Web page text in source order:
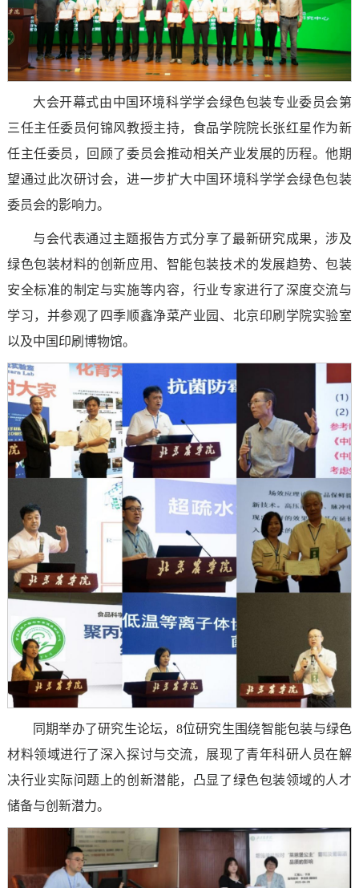
大会开幕式由中国环境科学学会绿色包装专业委员会第
三任主任委员何锦风教授主持，食品学院院长张红星作为新
任主任委员，回顾了委员会推动相关产业发展的历程。他期
望通过此次研讨会，进一步扩大中国环境科学学会绿色包装
委员会的影响力。
与会代表通过主题报告方式分享了最新研究成果，涉及
绿色包装材料的创新应用、智能包装技术的发展趋势、包装
安全标准的制定与实施等内容，行业专家进行了深度交流与
学习，并参观了四季顺鑫净菜产业园、北京印刷学院实验室
以及中国印刷博物馆。
同期举办了研究生论坛，8位研究生围绕智能包装与绿色
材料领域进行了深入探讨与交流，展现了青年科研人员在解
决行业实际问题上的创新潜能，凸显了绿色包装领域的人才
储备与创新潜力。